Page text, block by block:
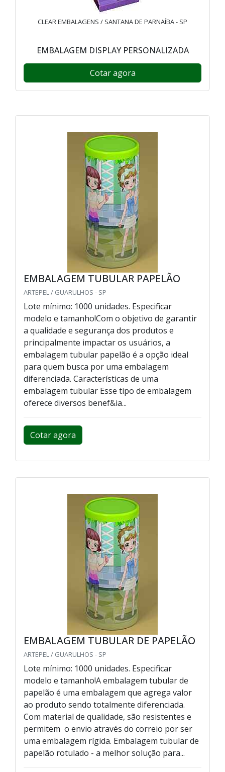
CLEAR EMBALAGENS / SANTANA DE PARNAÍBA - SP
EMBALAGEM DISPLAY PERSONALIZADA
Cotar agora
EMBALAGEM TUBULAR PAPELÃO
ARTEPEL / GUARULHOS - SP
Lote mínimo: 1000 unidades. Especificar
modelo e tamanho!Com o objetivo de garantir
a qualidade e segurança dos produtos e
principalmente impactar os usuários, a
embalagem tubular papelão é a opção ideal
para quem busca por uma embalagem
diferenciada. Características de uma
embalagem tubular Esse tipo de embalagem
oferece diversos benef&ia...
Cotar agora
EMBALAGEM TUBULAR DE PAPELÃO
ARTEPEL / GUARULHOS - SP
Lote mínimo: 1000 unidades. Especificar
modelo e tamanho!A embalagem tubular de
papelão é uma embalagem que agrega valor
ao produto sendo totalmente diferenciada.
Com material de qualidade, são resistentes e
permitem o envio através do correio por ser
uma embalagem rígida. Embalagem tubular de
papelão rotulado - a melhor solução para...